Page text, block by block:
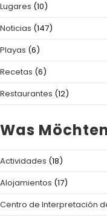
Lugares (10)
Noticias (147)
Playas (6)
Recetas (6)
Restaurantes (12)
Was
Actividades (18)
Alojamientos (17)
Centro de Interpretación